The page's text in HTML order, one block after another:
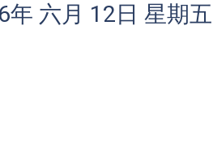
年 六月 12日 星期